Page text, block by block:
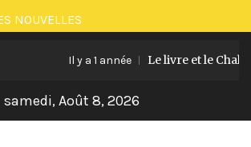
NOUVELLES
Il y a 1 année Le livre et le
samedi, Août 8, 2026